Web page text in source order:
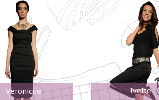
Veronique Ivette